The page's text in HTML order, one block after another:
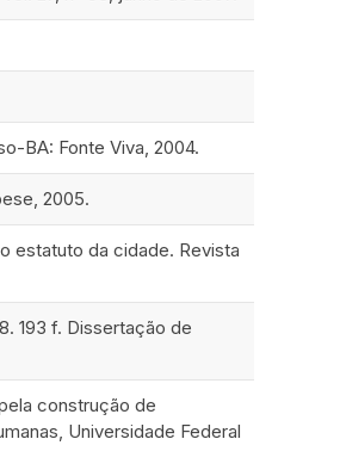
BA: Fonte Viva, 2004.
2005.
estatuto da cidade. Revista
193 f. Dissertação de
construção de
Universidade Federal